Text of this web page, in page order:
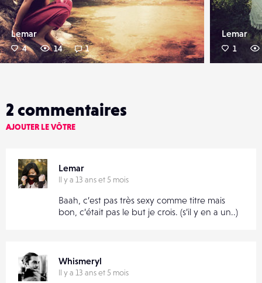
Lemar
4 14 1
Lemar
1
2 commentaires
AJOUTER LE VÔTRE
Lemar
Il y a 13 ans et 5 mois
Baah, c’est pas très sexy comme titre mais
bon, c’était pas le but je crois. (s’il y en a un..)
Whismeryl
Il y a 13 ans et 5 mois